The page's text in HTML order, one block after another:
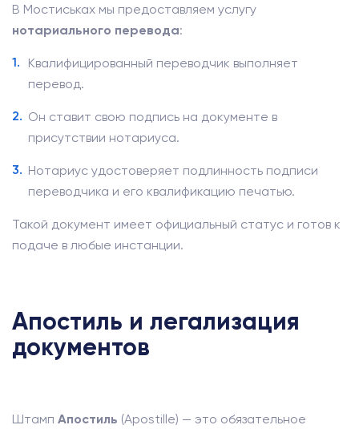
В Мостиськах мы предоставляем услугу
нотариального перевода:
Квалифицированный переводчик выполняет
перевод.
Он ставит свою подпись на документе в
присутствии нотариуса.
Нотариус удостоверяет подлинность подписи
переводчика и его квалификацию печатью.
Такой документ имеет официальный статус и готов к
подаче в любые инстанции.
Апостиль и легализация
документов
Штамп Апостиль (Apostille) — это обязательное